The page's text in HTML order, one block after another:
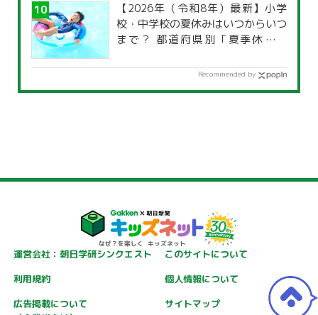
【2026年（令和8年）最新】小学
校・中学校の夏休みはいつからいつ
まで？ 都道府県別「夏季休暇一
Recommended by
運営会社：朝日学研シンクエスト
このサイトについて
利用規約
個人情報について
広告掲載について
サイトマップ